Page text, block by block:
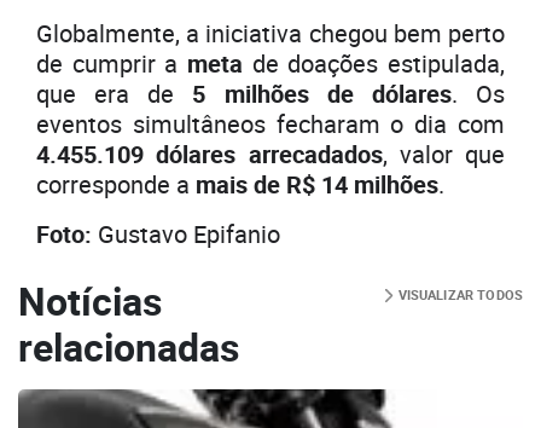
Globalmente, a iniciativa chegou bem perto
de cumprir a meta de doações estipulada,
que era de 5 milhões de dólares. Os
eventos simultâneos fecharam o dia com
4.455.109 dólares arrecadados, valor que
corresponde a mais de R$ 14 milhões.
Foto: Gustavo Epifanio
Notícias
relacionadas
VISUALIZAR TODOS